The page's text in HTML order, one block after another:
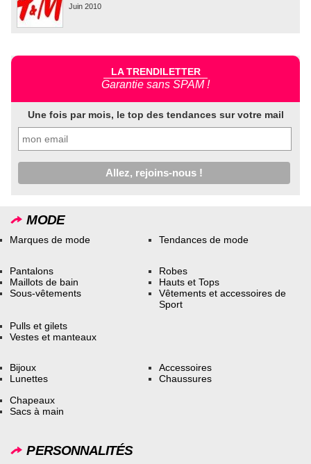
Juin 2010
LA TRENDILETTER
Garantie sans SPAM !
Une fois par mois, le top des tendances sur votre mail
MODE
Marques de mode Tendances de mode
Pantalons
Maillots de bain
Sous-vêtements
Robes
Hauts et Tops
Vêtements et accessoires de
Sport
Pulls et gilets
Vestes et manteaux
Bijoux
Lunettes
Accessoires
Chaussures
Chapeaux
Sacs à main
PERSONNALITÉS